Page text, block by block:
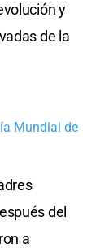
y
de la
Mundial de
del
a